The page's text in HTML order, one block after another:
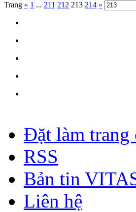
Trang « 1 ... 211 212 213 214 »
Đặt làm trang
RSS
Bản tin
Liên hệ